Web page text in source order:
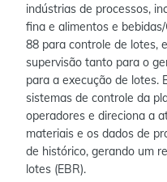
indústrias de processos,
fina e alimentos e
88 para controle de lotes,
supervisão tanto para o
para a execução de lotes.
sistemas de controle da
operadores e direciona a
materiais e os dados de
de histórico, gerando um
lotes (EBR).